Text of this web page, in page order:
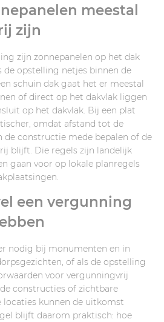
meestal
zijn
zijn zonnepanelen op het dak
de opstelling netjes binnen de
schuin dak gaat het er meestal
of direct op het dakvlak liggen
op het dakvlak. Bij een plat
omdat afstand tot de
de constructie mede bepalen of de
blijft. Die regels zijn landelijk
gaan voor op lokale planregels
een vergunning
nodig bij monumenten en in
of als de opstelling
voor vergunningvrij
constructies of zichtbare
locaties kunnen de uitkomst
blijft daarom praktisch: hoe